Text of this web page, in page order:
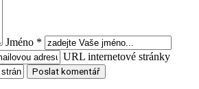
Jméno *
URL internetové stránky